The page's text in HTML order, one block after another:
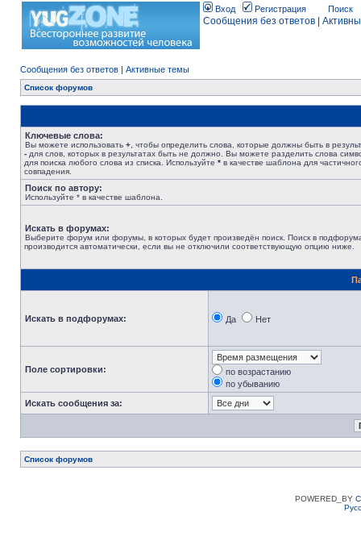
Вход Регистрация Поиск
Сообщения без ответов
Сообщения без ответов | Активные темы
Список форумов
Ключевые слова:
Вы можете использовать + , чтобы определить слова, которые должны быть в
- для слов, которых в результатах быть не должно. Вы можете разделить слова
для поиска любого слова из списка. Используйте * в качестве шаблона для
совпадения.
Поиск по автору:
Используйте * в качестве шаблона.
Искать в форумах:
Выберите форум или форумы, в которых будет произведён поиск. Поиск в
производится автоматически, если вы не отключили соответствующую опцию ниже.
Искать в подфорумах: Да Нет
Поле сортировки:
по возрастанию
по убыванию
Искать сообщения за:
Список форумов
POWERED_BY